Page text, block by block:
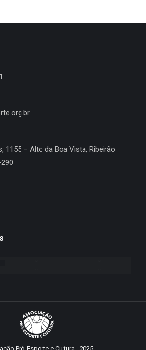
1155 – Alto da Boa Vista, Ribeirão
Pró-Esporte e Cultura - 2025